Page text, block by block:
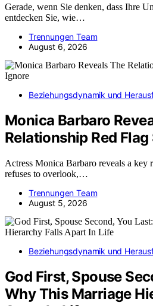
Gerade, wenn Sie denken, dass Ihre
entdecken Sie, wie…
Trennungen Team
August 6, 2026
Beziehungsdynamik und
Monica Barbaro
Relationship Red Flag
Actress Monica Barbaro reveals a key
refuses to overlook,…
Trennungen Team
August 5, 2026
Beziehungsdynamik und
God First, Spouse
Why This Marriage